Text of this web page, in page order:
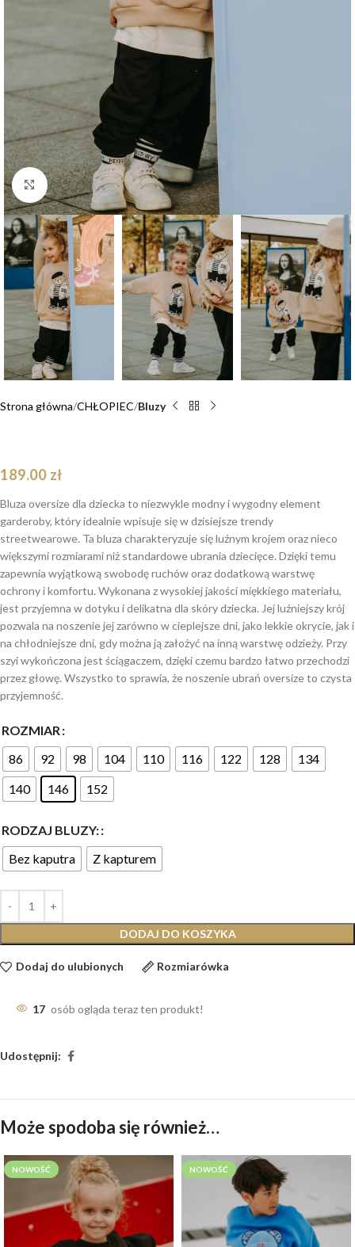
Click to enlarge
Strona główna CHŁOPIEC Bluzy
189.00 zł
Bluza oversize dla dziecka to niezwykle modny i wygodny element
garderoby, który idealnie wpisuje się w dzisiejsze trendy
streetwearowe. Ta bluza charakteryzuje się luźnym krojem oraz nieco
większymi rozmiarami niż standardowe ubrania dziecięce. Dzięki temu
zapewnia wyjątkową swobodę ruchów oraz dodatkową warstwę
ochrony i komfortu. Wykonana z wysokiej jakości miękkiego materiału,
jest przyjemna w dotyku i delikatna dla skóry dziecka. Jej luźniejszy krój
pozwala na noszenie jej zarówno w cieplejsze dni, jako lekkie okrycie, jak i
na chłodniejsze dni, gdy można ją założyć na inną warstwę odzieży. Przy
szyi wykończona jest ściągaczem, dzięki czemu bardzo łatwo przechodzi
przez głowę. Wszystko to sprawia, że noszenie ubrań oversize to czysta
przyjemność.
ROZMIAR
86
92 98 104 110 116 122 128
134
140
146 152
RODZAJ BLUZY:
Bez kaputra
Z kapturem
DODAJ DO KOSZYKA
Dodaj do ulubionych Rozmiarówka
17 osób ogląda teraz ten produkt!
Udostępnij:
Może spodoba się również…
NOWOŚĆ NOWOŚĆ